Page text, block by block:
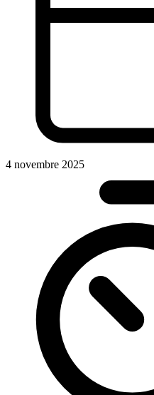
4 novembre 2025